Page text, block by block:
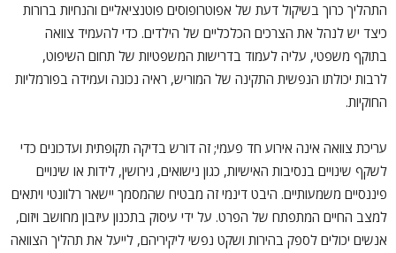
התהליך כרוך בשיקול דעת של אפוטרופוסים פוטנציאליים והנחיות ברורות
כיצד יש לנהל את הצרכים הכלכליים של הילדים. כדי להעמיד צוואה
בתוקף משפטי, עליה לעמוד בדרישות המשפטיות של תחום השיפוט,
לרבות יכולתו הנפשית התקינה של המוריש, ראיה נכונה ועמידה בפורמליות
החוקיות.
עריכת צוואה אינה אירוע חד פעמי; זה דורש בדיקה תקופתית ועדכונים כדי
לשקף שינויים בנסיבות האישיות, כגון נישואים, גירושין, לידות או שינויים
פיננסיים משמעותיים. היבט דינמי זה מבטיח שהמסמך יישאר רלוונטי ויתאים
למצב החיים המתפתח של הפרט. על ידי עיסוק בתכנון עיזבון מחושב ויזום,
אנשים יכולים לספק בהירות ושקט נפשי ליקיריהם, לייעל את תהליך הצוואה